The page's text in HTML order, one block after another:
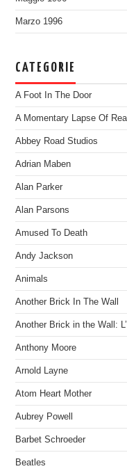
Marzo 1996
CATEGORIE
A Foot In The Door
A Momentary Lapse Of
Abbey Road Studios
Adrian Maben
Alan Parker
Alan Parsons
Amused To Death
Andy Jackson
Animals
Another Brick In The Wall
Another Brick in the Wall:
Anthony Moore
Arnold Layne
Atom Heart Mother
Aubrey Powell
Barbet Schroeder
Beatles